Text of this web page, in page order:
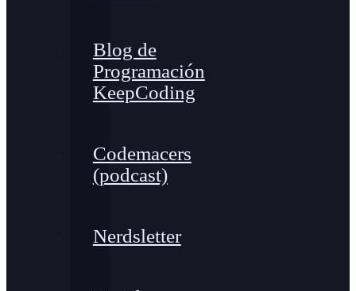
Blog de
Programación
KeepCoding
Codemacers
(podcast)
Nerdsletter